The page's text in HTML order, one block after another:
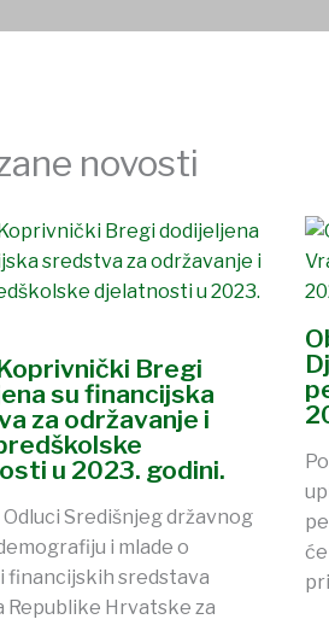
novosti
Bregi
su financijska
za održavanje i
u 2023. godini.
Središnjeg državnog
i mlade o
financijskih sredstava
Republike Hrvatske za